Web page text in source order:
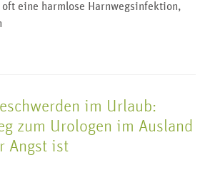
oft eine harmlose Harnwegsinfektion,
im Urlaub:
zum Urologen im Ausland
Angst ist